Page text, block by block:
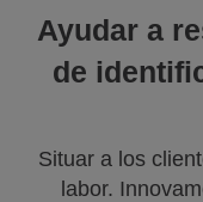
Ayudar a
de
Situar a los
labor.